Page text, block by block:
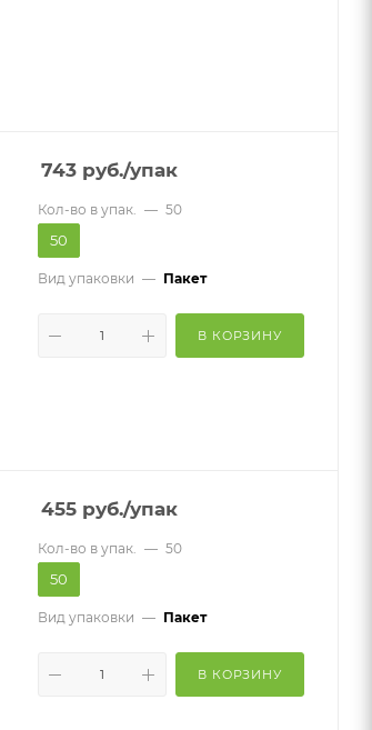
743 руб./упак
Кол-во в упак. — 50
50
Вид упаковки — Пакет
В КОРЗИНУ
455 руб./упак
Кол-во в упак. — 50
50
Вид упаковки — Пакет
В КОРЗИНУ